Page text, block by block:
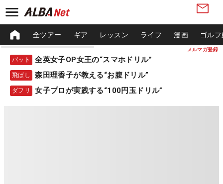
メルマガ登録
全ツアー ギア レッスン ライフ 漫画 ゴル
パット 全英女子OP女王の“スマホドリル”
飛ばし 森田理香子が教える“お腹ドリル”
ダフリ 女子プロが実践する“100円玉ドリル”